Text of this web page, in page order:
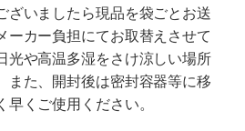
ざいましたら現品を袋ごとお送
ーカー負担にてお取替えさせて
光や高温多湿をさけ涼しい場所
また、開封後は密封容器等に移
くご使用ください。